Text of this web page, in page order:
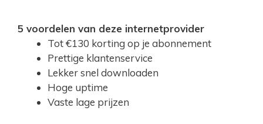
5 voordelen van deze internetprovider
Tot €130 korting op je abonnement
Prettige klantenservice
Lekker snel downloaden
Hoge uptime
Vaste lage prijzen